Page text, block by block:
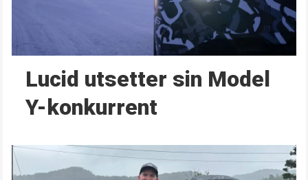
Lucid utsetter sin Model
Y-konkurrent